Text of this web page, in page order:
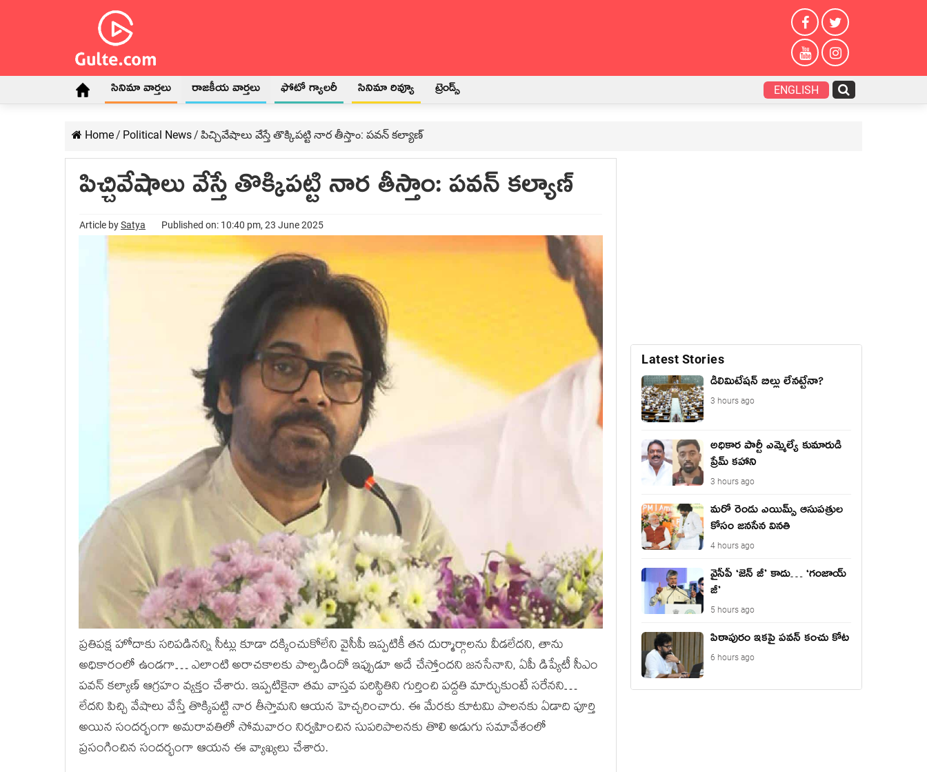
సినిమా వార్తలు రాజకీయ వార్తలు ఫోటో గ్యాలరీ సినిమా రివ్యూ ట్రెండ్స్ ENGLISH
Home/ Political News/ పిచ్చివేషాలు వేస్తే తొక్కిపట్టి నార తీస్తాం: పవన్ కల్యాణ్
పిచ్చివేషాలు వేస్తే తొక్కిపట్టి నార తీస్తాం: పవన్ కల్యాణ్
Article bySatya Published on: 10:40 pm, 23 June 2025
ప్రతిపక్ష హోదాకు సరిపడినన్ని సీట్లు కూడా దక్కించుకోలేని వైసీపీ ఇప్పటికీ తన దుర్మార్గాలను వీడలేదని, తాను
అధికారంలో ఉండగా… ఎలాంటి అరాచకాలకు పాల్పడిందో ఇప్పుడూ అదే చేస్తోందని జనసేనాని, ఏపీ డిప్యేటీ సీఎం
పవన్ కల్యాణ్ ఆగ్రహం వ్యక్తం చేశారు. ఇప్పటికైనా తమ వాస్తవ పరిస్థితిని గుర్తించి పద్దతి మార్చుకుంటే సరేనని…
లేదని పిచ్చి వేషాలు వేస్తే తొక్కిపట్టి నార తీస్తామని ఆయన హెచ్చరించారు. ఈ మేరకు కూటమి పాలనకు ఏడాది పూర్తి
అయిన సందర్భంగా అమరావతిలో సోమవారం నిర్వహించిన సుపరిపాలనకు తొలి అడుగు సమావేశంలో
ప్రసంగించిన సందర్భంగా ఆయన ఈ వ్యాఖ్యలు చేశారు.
Latest Stories
డీలిమిటేషన్ బిల్లు లేన‌ట్టేనా?
3 hours ago
అధికార పార్టీ ఎమ్మెల్యే కుమారుడి
ప్రేమ్ కహాని
3 hours ago
మరో రెండు ఎయిమ్స్ ఆసుపత్రుల
కోసం జనసేన వినతి
4 hours ago
వైసీపీ ‘జెన్ జీ’ కాదు… ‘గంజాయ్
జీ’
5 hours ago
పిఠాపురం ఇకపై పవన్ కంచు కోట
6 hours ago